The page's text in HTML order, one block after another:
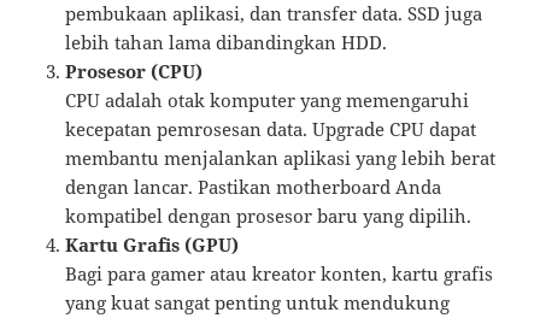
pembukaan aplikasi, dan transfer data. SSD juga
lebih tahan lama dibandingkan HDD.
Prosesor (CPU)
CPU adalah otak komputer yang memengaruhi
kecepatan pemrosesan data. Upgrade CPU dapat
membantu menjalankan aplikasi yang lebih berat
dengan lancar. Pastikan motherboard Anda
kompatibel dengan prosesor baru yang dipilih.
Kartu Grafis (GPU)
Bagi para gamer atau kreator konten, kartu grafis
yang kuat sangat penting untuk mendukung